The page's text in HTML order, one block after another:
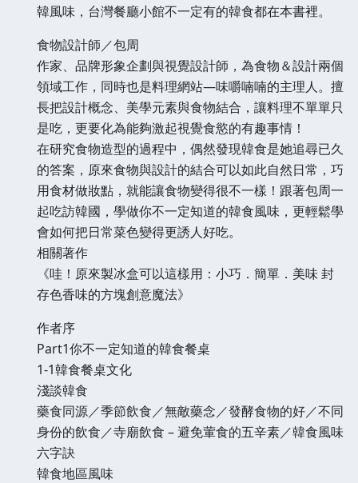
韓風味，台灣餐廳小館不一定有的韓食都在本書裡。
食物設計師／包周
作家、品牌形象企劃與視覺設計師，為食物＆設計兩個
領域工作，同時也是料理網站—味嚼喃喃的主理人。擅
長把設計概念、美學元素與食物結合，讓料理不單單只
是吃，更要化為能夠激起視覺食慾的有趣事情！
在研究食物造型的過程中，偶然發現韓食是她追尋已久
的答案，原來食物與設計的結合可以如此自然日常，巧
用食材做妝點，就能讓食物變得很不一樣！跟著包周一
起吃訪韓國，學做你不一定知道的韓食風味，更輕鬆學
會如何把日常菜色變得更誘人好吃。
相關著作
《哇！原來製冰盒可以這樣用：小巧．簡單．美味 封
存色香味的方塊創意魔法》
作者序
Part1你不一定知道的韓食餐桌
1-1韓食餐桌文化
淺談韓食
藥食同源／季節飲食／無敵藥念／發酵食物的好／不同
身份的飲食／寺廟飲食 – 避免葷食的五辛素／韓食風味
六字訣
韓食地區風味